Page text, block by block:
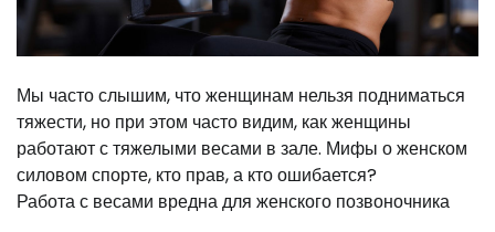
Мы часто слышим, что женщинам нельзя подниматься
тяжести, но при этом часто видим, как женщины
работают с тяжелыми весами в зале. Мифы о женском
силовом спорте, кто прав, а кто ошибается?
Работа с весами вредна для женского позвоночника